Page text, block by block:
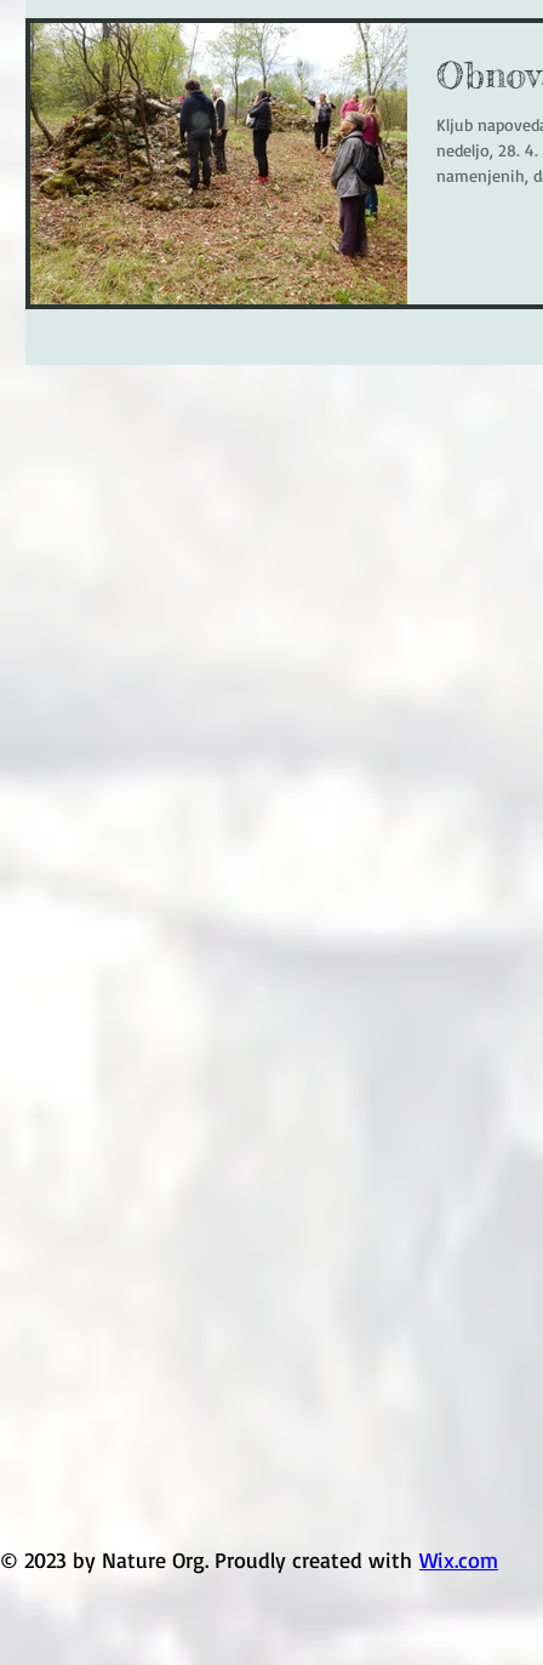
Kljub
nedeljo, 28.
namenjenih,
© 2023 by Nature Org. Proudly created with Wix.com